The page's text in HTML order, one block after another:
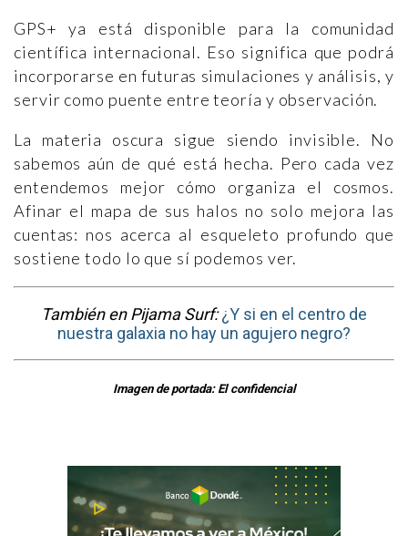
GPS+ ya está disponible para la comunidad
científica internacional. Eso significa que podrá
incorporarse en futuras simulaciones y análisis, y
servir como puente entre teoría y observación.
La materia oscura sigue siendo invisible. No
sabemos aún de qué está hecha. Pero cada vez
entendemos mejor cómo organiza el cosmos.
Afinar el mapa de sus halos no solo mejora las
cuentas: nos acerca al esqueleto profundo que
sostiene todo lo que sí podemos ver.
También en Pijama Surf:¿Y si en el centro de
nuestra galaxia no hay un agujero negro?
Imagen de portada: El confidencial